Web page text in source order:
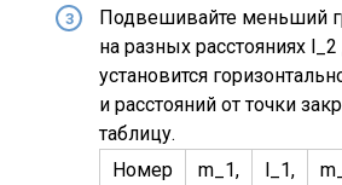
Подвешивайте меньший
на разных расстояниях
установится
и расстояний от точки
таблицу.
Номер
m_1,
l_1,